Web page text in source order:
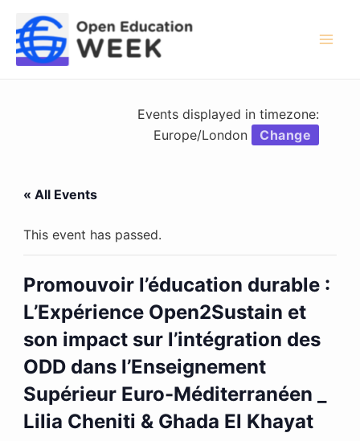
content
Events displayed in timezone:
Europe/London
Change
« All Events
This event has passed.
Promouvoir l’éducation durable :
L’Expérience Open2Sustain et
son impact sur l’intégration des
ODD dans l’Enseignement
Supérieur Euro-Méditerranéen _
Lilia Cheniti & Ghada El Khayat